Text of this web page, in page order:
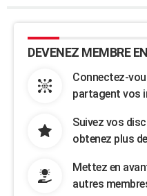
DEVENEZ MEMBRE
Connectez-
partagent vos
Suivez vos
obtenez plus
Mettez en
autres